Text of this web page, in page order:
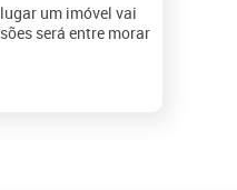
um imóvel vai
será entre morar